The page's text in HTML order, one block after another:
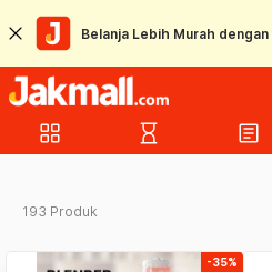
Belanja Lebih Murah dengan
grid_view hourglass_empty article
193 Produk
-35%